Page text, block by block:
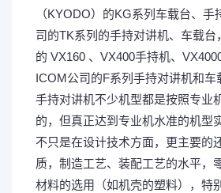
（KYODO）的KG系列车载台、手
司的TK系列的手持对讲机、车载台
的 VX160 、VX400手持机、
ICOM公司的F系列手持对讲机和车
手持对讲机不少机型都是按照专业
的，但真正达到专业机水准的机型
不只是在设计技术方面，更主要的
质，制造工艺、装配工艺的水平，
材料的选用（如机壳的塑料），特